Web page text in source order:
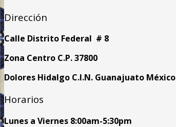
Dirección
Calle Distrito Federal # 8
Zona Centro C.P. 37800
Dolores Hidalgo C.I.N. Guanajuato México
Horarios
Lunes a Viernes 8:00am-5:30pm